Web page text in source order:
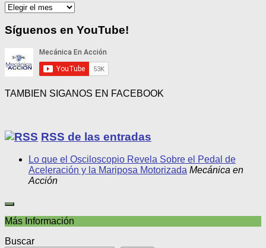
Publicaciones
mes
Síguenos en YouTube!
TAMBIEN SIGANOS EN FACEBOOK
RSS de las entradas
Lo que el Osciloscopio Revela Sobre el Pedal de
Aceleración y la Mariposa Motorizada Mecánica en
Acción
Más Información
Buscar